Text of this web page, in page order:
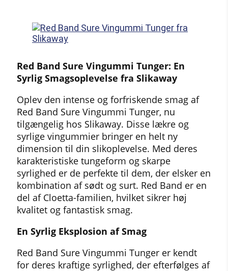
Red Band Sure Vingummi Tunger: En
Syrlig Smagsoplevelse fra Slikaway
Oplev den intense og forfriskende smag af
Red Band Sure Vingummi Tunger, nu
tilgængelig hos Slikaway. Disse lækre og
syrlige vingummier bringer en helt ny
dimension til din slikoplevelse. Med deres
karakteristiske tungeform og skarpe
syrlighed er de perfekte til dem, der elsker en
kombination af sødt og surt. Red Band er en
del af Cloetta-familien, hvilket sikrer høj
kvalitet og fantastisk smag.
En Syrlig Eksplosion af Smag
Red Band Sure Vingummi Tunger er kendt
for deres kraftige syrlighed, der efterfølges af